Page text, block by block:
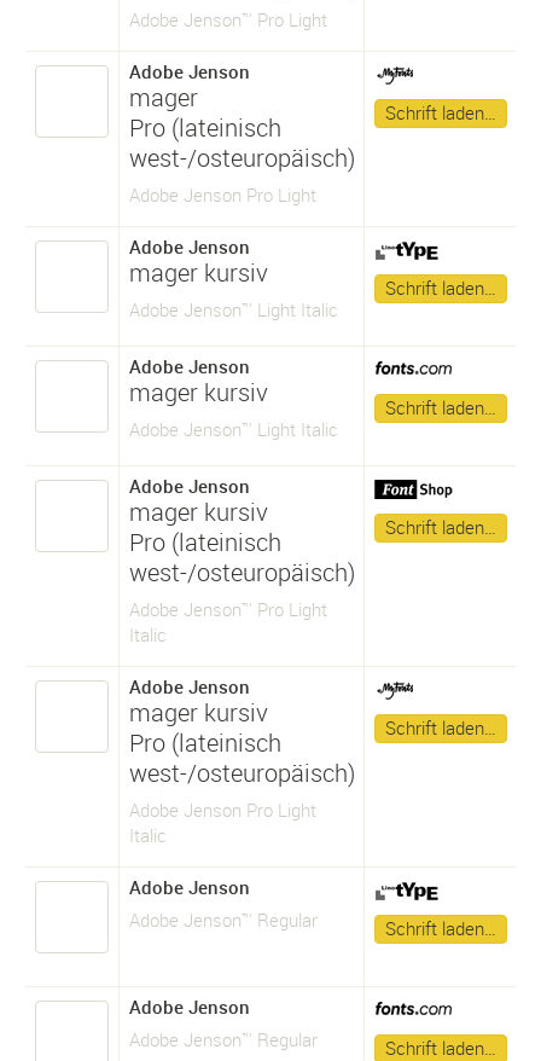
Adobe Jenson™ Pro Light
Adobe Jenson
mager
Pro (lateinisch
west-/osteuropäisch)
Adobe Jenson Pro Light
Schrift laden…
Adobe Jenson
mager kursiv
Adobe Jenson™ Light Italic
Schrift laden…
Adobe Jenson
mager kursiv
Adobe Jenson™ Light Italic
Schrift laden…
Adobe Jenson
mager kursiv
Pro (lateinisch
west-/osteuropäisch)
Adobe Jenson™ Pro Light
Italic
Schrift laden…
Adobe Jenson
mager kursiv
Pro (lateinisch
west-/osteuropäisch)
Adobe Jenson Pro Light
Italic
Schrift laden…
Adobe Jenson
Adobe Jenson™ Regular
Schrift laden…
Adobe Jenson
Adobe Jenson™ Regular
Schrift laden…